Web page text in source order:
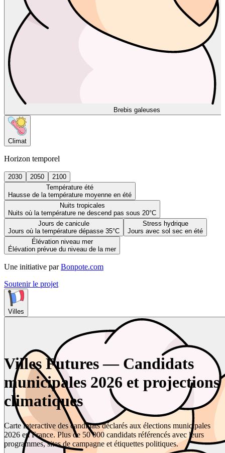
Brebis galeuses
Climat
Horizon temporel
2030 2050
2100
Température été
Hausse de la température moyenne en été
Nuits tropicales
Nuits où la température ne descend pas sous 20°C
Jours de canicule
Jours où la température dépasse 35°C
Stress hydrique
Jours avec sol sec en été
Élévation niveau mer
Élévation prévue du niveau de la mer
Une initiative par Bonpote.com
Soutenir le projet
Villes
Villes Futures — Candidats
municipales 2026 et projections
climatiques
Carte interactive des candidats déclarés aux élections municipales
2026 en France. Plus de 50 000 candidats référencés avec leurs
programmes, sites de campagne et étiquettes politiques.